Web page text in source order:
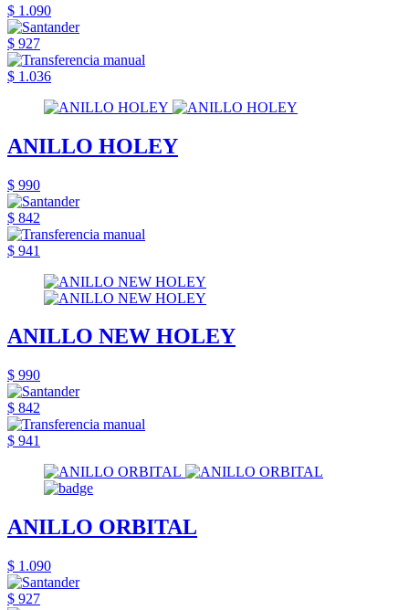
$ 1.090
$ 927
$ 1.036
ANILLO HOLEY
$ 990
$ 842
$ 941
ANILLO NEW HOLEY
$ 990
$ 842
$ 941
ANILLO ORBITAL
$ 1.090
$ 927